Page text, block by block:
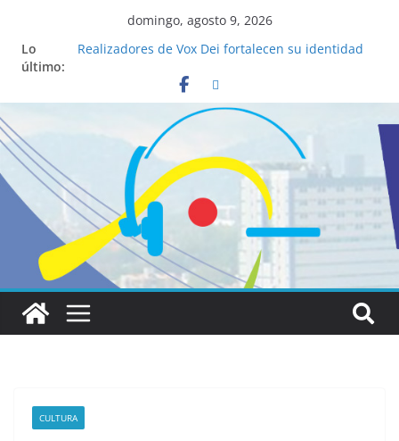
domingo, agosto 9, 2026
Lo
último:
Realizadores de Vox Dei fortalecen su identidad
La ciencia desvela los 5 secretos que tiene
fácilmente un católico para convertirse en
“Superancianos”
Pop Up Market atrae a cientos de visitantes y
dinamiza la economía local
Salud mental a la mesa: la importancia de
hablarlo en familia
Lo que tienen en común la nueva Película Toy
Story 5 y el Papa León XIV
CULTURA